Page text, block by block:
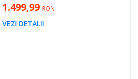
1.499,99 RON
VEZI DETALII